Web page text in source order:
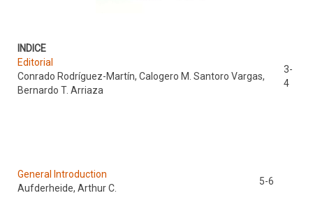
INDICE
Editorial
3-
4
Conrado Rodríguez-Martín, Calogero M. Santoro Vargas,
Bernardo T. Arriaza
General Introduction
5-6
Aufderheide, Arthur C.